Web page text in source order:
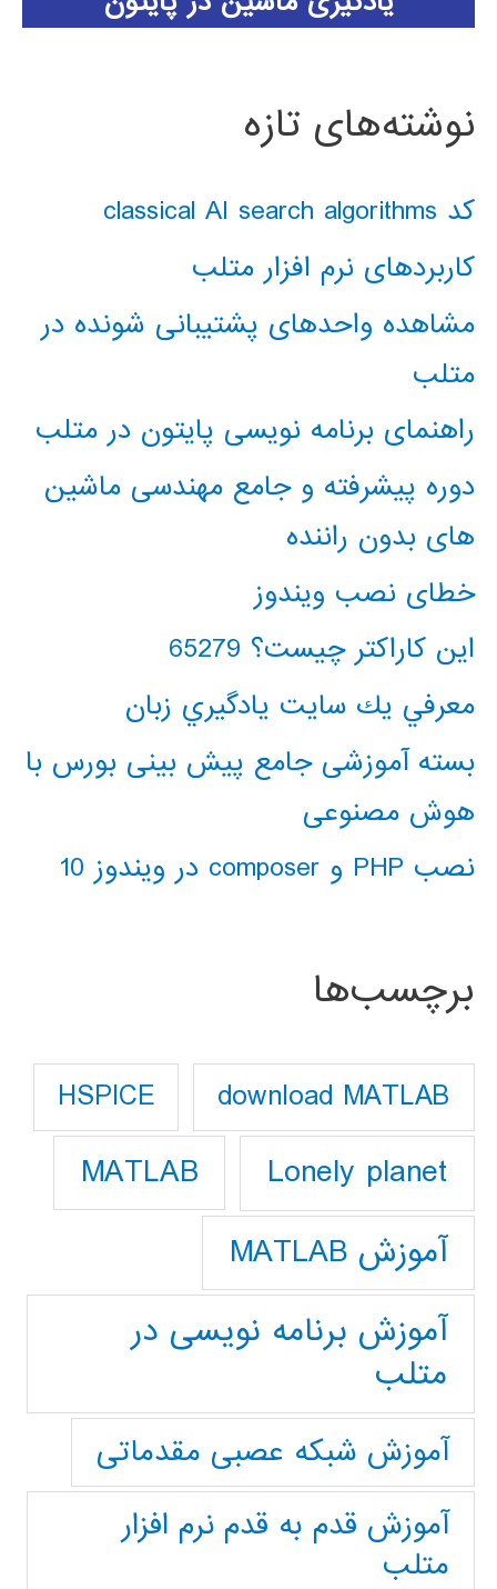
نوشته‌های تازه
کد classical AI search algorithms
کاربردهای نرم افزار متلب
مشاهده واحدهای پشتیبانی شونده در
متلب
راهنمای برنامه نویسی پایتون در متلب
دوره پیشرفته و جامع مهندسی ماشین
های بدون راننده
خطای نصب ویندوز
این کاراکتر چیست؟ 65279
معرفي يك سايت يادگيري زبان
بسته آموزشی جامع پیش بینی بورس با
هوش مصنوعی
نصب PHP و composer در ویندوز 10
برچسب‌ها
download MATLAB
HSPICE
Lonely planet
MATLAB
آموزش MATLAB
آموزش برنامه نویسی در
متلب
آموزش شبکه عصبی مقدماتی
آموزش قدم به قدم نرم افزار
متلب